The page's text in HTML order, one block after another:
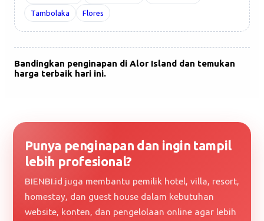
Tambolaka Flores
Bandingkan penginapan di Alor Island dan temukan
harga terbaik hari ini.
Punya penginapan dan ingin tampil
lebih profesional?
BIENBI.id juga membantu pemilik hotel, villa, resort,
homestay, dan guest house dalam kebutuhan
website, konten, dan pengelolaan online agar lebih